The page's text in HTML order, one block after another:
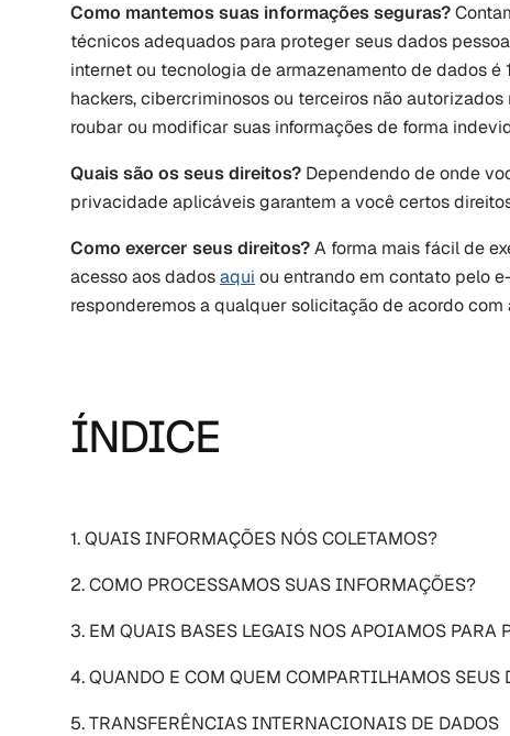
Como mantemos suas informações seguras?
técnicos adequados para proteger seus dados
internet ou tecnologia de armazenamento de dados
hackers, cibercriminosos ou terceiros não
roubar ou modificar suas informações de forma
Quais são os seus direitos? Dependendo de onde
privacidade aplicáveis garantem a você certos
Como exercer seus direitos? A forma mais fácil de
acesso aos dados aqui ou entrando em contato pelo
responderemos a qualquer solicitação de acordo
ÍNDICE
1. QUAIS INFORMAÇÕES NÓS COLETAMOS?
2. COMO PROCESSAMOS SUAS INFORMAÇÕES?
3. EM QUAIS BASES LEGAIS NOS APOIAMOS PARA
4. QUANDO E COM QUEM COMPARTILHAMOS SEUS
5. TRANSFERÊNCIAS INTERNACIONAIS DE DADOS